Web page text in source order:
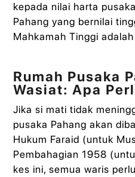
kepada nilai harta
Pahang yang bernilai
Mahkamah Tinggi
Rumah Pusaka
Wasiat: Apa
Jika si mati tidak
pusaka Pahang akan
Hukum Faraid (untuk
Pembahagian 1958
kes ini, semua waris